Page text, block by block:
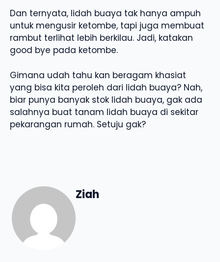
Dan ternyata, lidah buaya tak hanya ampuh
untuk mengusir ketombe, tapi juga membuat
rambut terlihat lebih berkilau. Jadi, katakan
good bye pada ketombe.
Gimana udah tahu kan beragam khasiat
yang bisa kita peroleh dari lidah buaya? Nah,
biar punya banyak stok lidah buaya, gak ada
salahnya buat tanam lidah buaya di sekitar
pekarangan rumah. Setuju gak?
Ziah